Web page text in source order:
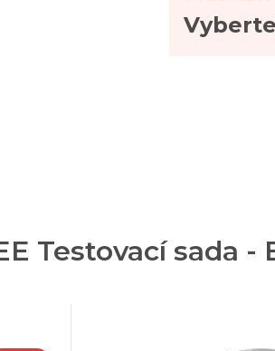
Testovací sada